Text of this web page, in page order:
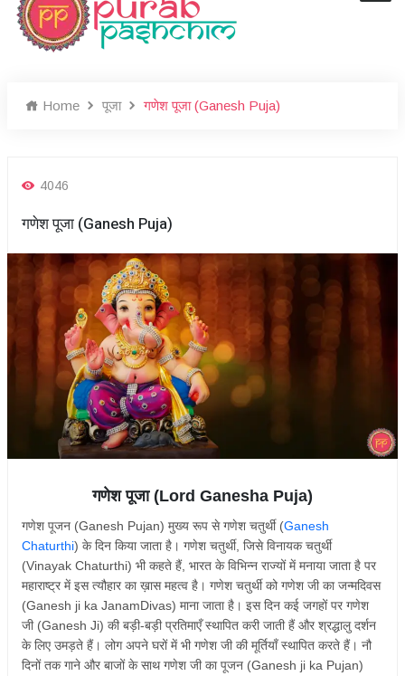
Home पूजा गणेश पूजा (Ganesh Puja)
4046
गणेश पूजा (Ganesh Puja)
गणेश पूजा (Lord Ganesha Puja)
गणेश पूजन (Ganesh Pujan) मुख्य रूप से गणेश चतुर्थी (Ganesh
Chaturthi) के दिन किया जाता है। गणेश चतुर्थी, जिसे विनायक चतुर्थी
(Vinayak Chaturthi) भी कहते हैं, भारत के विभिन्न राज्यों में मनाया जाता है पर
महाराष्ट्र में इस त्यौहार का ख़ास महत्व है। गणेश चतुर्थी को गणेश जी का जन्मदिवस
(Ganesh ji ka JanamDivas) माना जाता है। इस दिन कई जगहों पर गणेश
जी (Ganesh Ji) की बड़ी-बड़ी प्रतिमाएँ स्थापित करी जाती हैं और श्रद्धालु दर्शन
के लिए उमड़ते हैं। लोग अपने घरों में भी गणेश जी की मूर्तियाँ स्थापित करते हैं। नौ
दिनों तक गाने और बाजों के साथ गणेश जी का पूजन (Ganesh ji ka Pujan)